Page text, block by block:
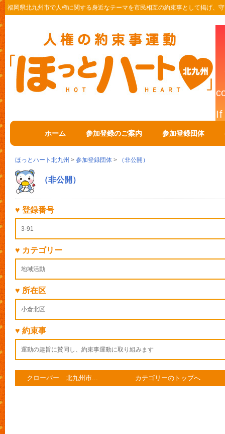
福岡県北九州市で人権に関する身近なテーマを市民相互の約束事として掲げ、
ホーム 参加登録のご案内 参加登録団体
ほっとハート北九州 > 参加登録団体 > （非公開）
（非公開）
♥ 登録番号
3-91
♥ カテゴリー
地域活動
♥ 所在区
小倉北区
♥ 約束事
運動の趣旨に賛同し、約束事運動に取り組みます
クローバー 北九州市... カテゴリーのトップへ